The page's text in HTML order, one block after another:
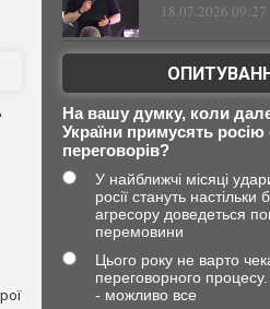
18.07.2026 09:27
На вашу думку, коли
України примусять росію
переговорів?
У найближчі місяці
росії стануть
агресору доведеться
перемовини
Цього року не варто
переговорного
- можливо все